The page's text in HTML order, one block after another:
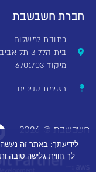
חברת חשבשבת
כתובת למשלוח
בית הלל 3 תל אביב
מיקוד 6701703
רשימת סניפים
חשבשבת © 2026
לך חווית גלישה טובה